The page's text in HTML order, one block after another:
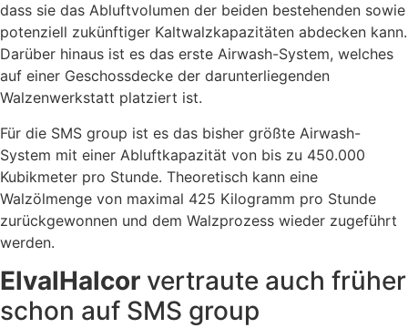
dass sie das Abluftvolumen der beiden bestehenden sowie
potenziell zukünftiger Kaltwalzkapazitäten abdecken kann.
Darüber hinaus ist es das erste Airwash-System, welches
auf einer Geschossdecke der darunterliegenden
Walzenwerkstatt platziert ist.
Für die SMS group ist es das bisher größte Airwash-
System mit einer Abluftkapazität von bis zu 450.000
Kubikmeter pro Stunde. Theoretisch kann eine
Walzölmenge von maximal 425 Kilogramm pro Stunde
zurückgewonnen und dem Walzprozess wieder zugeführt
werden.
ElvalHalcor vertraute auch früher
schon auf SMS group